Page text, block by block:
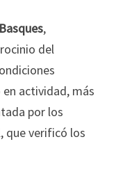
,
del
actividad, más
por los
que verificó los